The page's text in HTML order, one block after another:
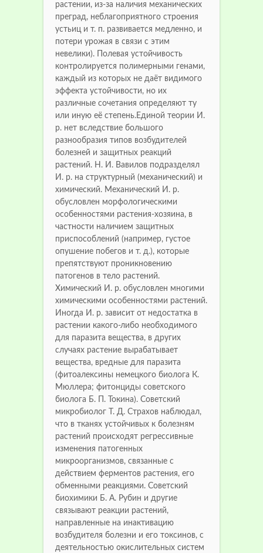
растении, из-за наличия механических
преград, неблагоприятного строения
устьиц и т. п. развивается медленно, и
потери урожая в связи с этим
невелики). Полевая устойчивость
контролируется полимерными генами,
каждый из которых не даёт видимого
эффекта устойчивости, но их
различные сочетания определяют ту
или иную её степень.Единой теории И.
р. нет вследствие большого
разнообразия типов возбудителей
болезней и защитных реакций
растений. Н. И. Вавилов подразделял
И. р. на структурный (механический) и
химический. Механический И. р.
обусловлен морфологическими
особенностями растения-хозяина, в
частности наличием защитных
приспособлений (например, густое
опушение побегов и т. д.), которые
препятствуют проникновению
патогенов в тело растений.
Химический И. р. обусловлен многими
химическими особенностями растений.
Иногда И. р. зависит от недостатка в
растении какого-либо необходимого
для паразита вещества, в других
случаях растение вырабатывает
вещества, вредные для паразита
(фитоалексины немецкого биолога К.
Мюллера; фитонциды советского
биолога Б. П. Токина). Советский
микробиолог Т. Д. Страхов наблюдал,
что в тканях устойчивых к болезням
растений происходят регрессивные
изменения патогенных
микроорганизмов, связанные с
действием ферментов растения, его
обменными реакциями. Советский
биохимики Б. А. Рубин и другие
связывают реакции растений,
направленные на инактивацию
возбудителя болезни и его токсинов, с
деятельностью окислительных систем